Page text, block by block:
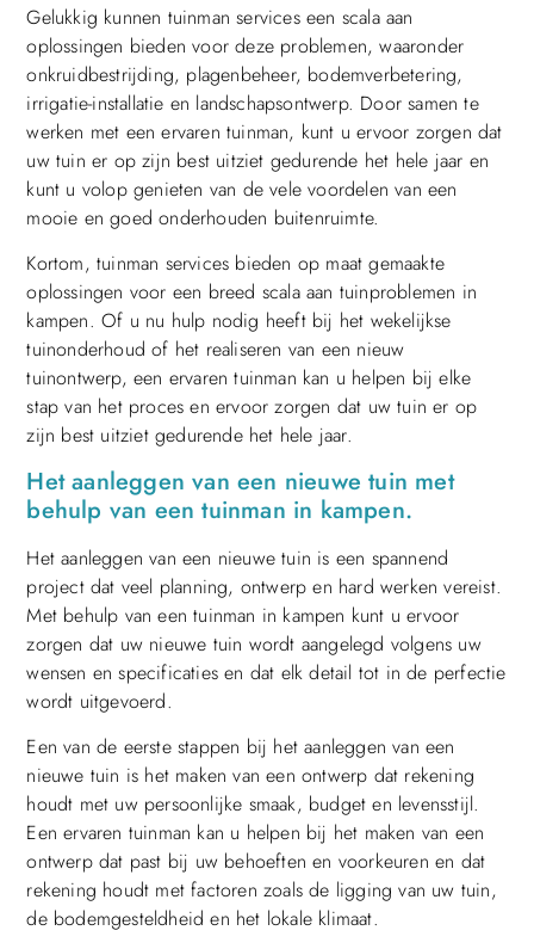
Gelukkig kunnen tuinman services een scala aan
oplossingen bieden voor deze problemen, waaronder
onkruidbestrijding, plagenbeheer, bodemverbetering,
irrigatie-installatie en landschapsontwerp. Door samen te
werken met een ervaren tuinman, kunt u ervoor zorgen dat
uw tuin er op zijn best uitziet gedurende het hele jaar en
kunt u volop genieten van de vele voordelen van een
mooie en goed onderhouden buitenruimte.
Kortom, tuinman services bieden op maat gemaakte
oplossingen voor een breed scala aan tuinproblemen in
kampen. Of u nu hulp nodig heeft bij het wekelijkse
tuinonderhoud of het realiseren van een nieuw
tuinontwerp, een ervaren tuinman kan u helpen bij elke
stap van het proces en ervoor zorgen dat uw tuin er op
zijn best uitziet gedurende het hele jaar.
Het aanleggen van een nieuwe tuin met
behulp van een tuinman in kampen.
Het aanleggen van een nieuwe tuin is een spannend
project dat veel planning, ontwerp en hard werken vereist.
Met behulp van een tuinman in kampen kunt u ervoor
zorgen dat uw nieuwe tuin wordt aangelegd volgens uw
wensen en specificaties en dat elk detail tot in de perfectie
wordt uitgevoerd.
Een van de eerste stappen bij het aanleggen van een
nieuwe tuin is het maken van een ontwerp dat rekening
houdt met uw persoonlijke smaak, budget en levensstijl.
Een ervaren tuinman kan u helpen bij het maken van een
ontwerp dat past bij uw behoeften en voorkeuren en dat
rekening houdt met factoren zoals de ligging van uw tuin,
de bodemgesteldheid en het lokale klimaat.